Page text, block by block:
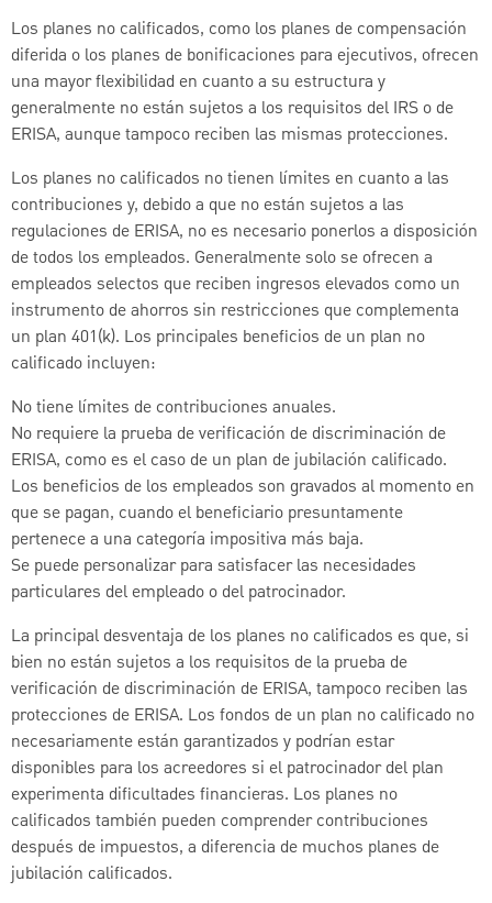
Los planes no calificados, como los planes de compensación
diferida o los planes de bonificaciones para ejecutivos, ofrecen
una mayor flexibilidad en cuanto a su estructura y
generalmente no están sujetos a los requisitos del IRS o de
ERISA, aunque tampoco reciben las mismas protecciones.
Los planes no calificados no tienen límites en cuanto a las
contribuciones y, debido a que no están sujetos a las
regulaciones de ERISA, no es necesario ponerlos a disposición
de todos los empleados. Generalmente solo se ofrecen a
empleados selectos que reciben ingresos elevados como un
instrumento de ahorros sin restricciones que complementa
un plan 401(k). Los principales beneficios de un plan no
calificado incluyen:
No tiene límites de contribuciones anuales.
No requiere la prueba de verificación de discriminación de
ERISA, como es el caso de un plan de jubilación calificado.
Los beneficios de los empleados son gravados al momento en
que se pagan, cuando el beneficiario presuntamente
pertenece a una categoría impositiva más baja.
Se puede personalizar para satisfacer las necesidades
particulares del empleado o del patrocinador.
La principal desventaja de los planes no calificados es que, si
bien no están sujetos a los requisitos de la prueba de
verificación de discriminación de ERISA, tampoco reciben las
protecciones de ERISA. Los fondos de un plan no calificado no
necesariamente están garantizados y podrían estar
disponibles para los acreedores si el patrocinador del plan
experimenta dificultades financieras. Los planes no
calificados también pueden comprender contribuciones
después de impuestos, a diferencia de muchos planes de
jubilación calificados.